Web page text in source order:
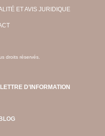
ET AVIS JURIDIQUE
droits réservés.
D’INFORMATION